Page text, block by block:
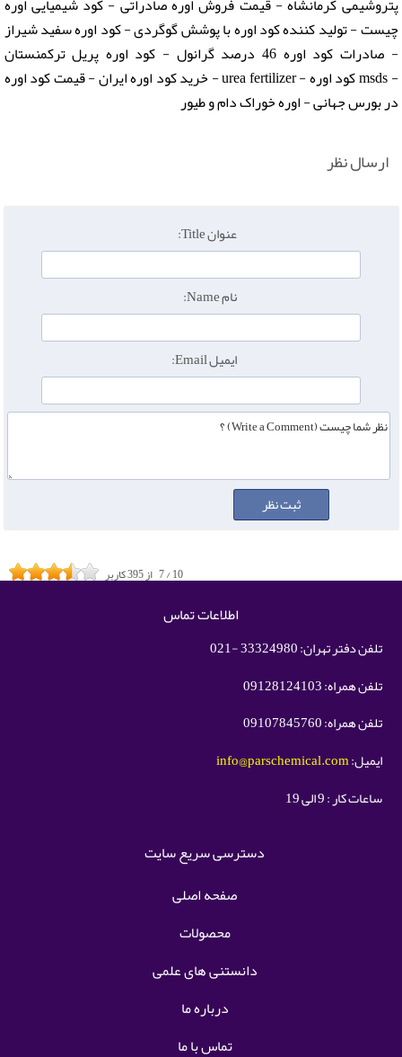
چیست - تولید کننده کود اوره با پوشش گوگردی - کود اوره سفید شیراز
- صادرات کود اوره 46 درصد گرانول - کود اوره پریل ترکمنستان
- msds کود اوره - urea fertilizer - خرید کود اوره ایران - قیمت کود اوره
در بورس جهانی - اوره خوراک دام و طیور
ارسال نظر
عنوان Title:
نام Name:
ایمیل Email:
7/10 از395کاربر
اطلاعات تماس
تلفن دفتر تهران: 33324980 -021
تلفن همراه: 09128124103
تلفن همراه: 09107845760
ایمیل:info@parschemical.com
ساعات کار : 9 الی 19
دسترسی سریع سایت
صفحه اصلی
محصولات
دانستنی های علمی
درباره ما
تماس با ما